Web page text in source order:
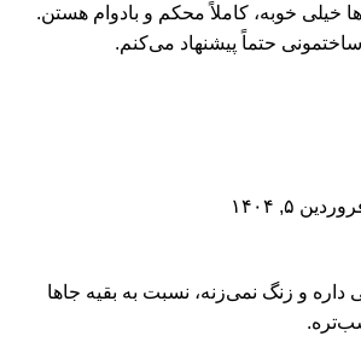
خیلی خوبه، کاملاً محکم و بادوام هستن.
حتماً پیشنهاد می‌کنم.
۵, ۱۴۰۴
و زنگ نمی‌زنه، نسبت به بقیه جاها